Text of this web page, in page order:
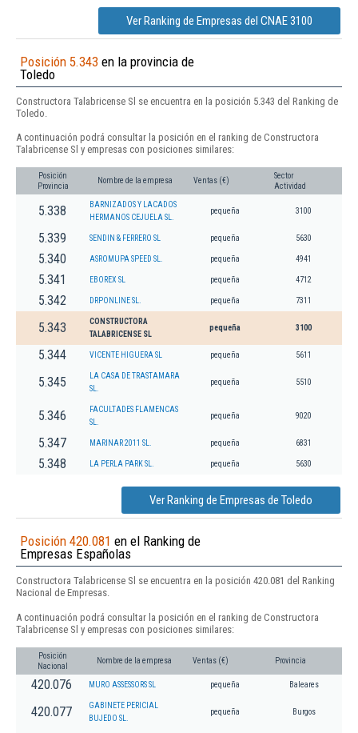
Ver Ranking de Empresas del CNAE 3100
Posición 5.343 en la provincia de
Toledo
Constructora Talabricense Sl se encuentra en la posición 5.343 del Ranking de
Toledo.
A continuación podrá consultar la posición en el ranking de Constructora
Talabricense Sl y empresas con posiciones similares:
Posición
Provincia
Nombre de la empresa Ventas (€)
Sector
Actividad
5.338
BARNIZADOS Y LACADOS
HERMANOS CEJUELA SL.
pequeña 3100
5.339 SENDIN & FERRERO SL pequeña 5630
5.340 ASROMUPA SPEED SL. pequeña 4941
5.341 EBOREX SL pequeña 4712
5.342 DRPONLINE SL. pequeña 7311
5.343
CONSTRUCTORA
TALABRICENSE SL
pequeña 3100
5.344 VICENTE HIGUERA SL pequeña 5611
5.345
LA CASA DE TRASTAMARA
SL.
pequeña 5510
5.346
FACULTADES FLAMENCAS
SL.
pequeña 9020
5.347 MARINAR 2011 SL. pequeña 6831
5.348 LA PERLA PARK SL. pequeña 5630
Ver Ranking de Empresas de Toledo
Posición 420.081 en el Ranking de
Empresas Españolas
Constructora Talabricense Sl se encuentra en la posición 420.081 del Ranking
Nacional de Empresas.
A continuación podrá consultar la posición en el ranking de Constructora
Talabricense Sl y empresas con posiciones similares:
Posición
Nacional
Nombre de la empresa Ventas (€) Provincia
420.076 MURO ASSESSORS SL pequeña Baleares
420.077
GABINETE PERICIAL
BUJEDO SL.
pequeña Burgos